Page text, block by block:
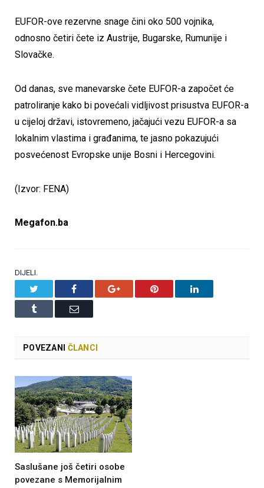
EUFOR-ove rezervne snage čini oko 500 vojnika,
odnosno četiri čete iz Austrije, Bugarske, Rumunije i
Slovačke.
Od danas, sve manevarske čete EUFOR-a započet će
patroliranje kako bi povećali vidljivost prisustva EUFOR-a
u cijeloj državi, istovremeno, jačajući vezu EUFOR-a sa
lokalnim vlastima i građanima, te jasno pokazujući
posvećenost Evropske unije Bosni i Hercegovini.
(Izvor: FENA)
Megafon.ba
DIJELI.
Facebook Google+ Pinterest LinkedIn
Tumblr Email
POVEZANI ČLANCI
Saslušane još četiri osobe
povezane s Memorijalnim